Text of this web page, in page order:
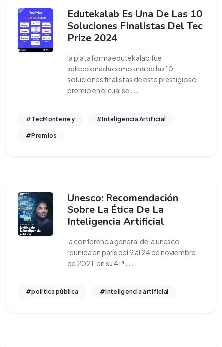
Edutekalab Es Una De Las 10
Soluciones Finalistas Del Tec
Prize 2024
la plataforma edutekalab fue
seleccionada como una de las 10
soluciones finalistas de este prestigioso
premio en el cual se ...
#TecMonterrey #Inteligencia Artificial
#Premios
Unesco: Recomendación
Sobre La Ética De La
Inteligencia Artificial
la conferencia general de la unesco,
reunida en parís del 9 al 24 de noviembre
de 2021, en su 41ª ...
#política pública #Inteligencia artificial